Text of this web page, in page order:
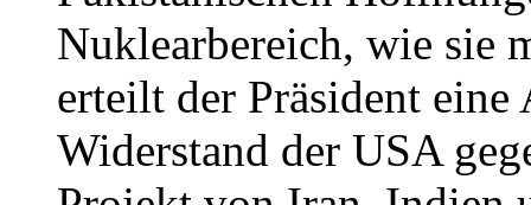
Nuklearbereich, wie sie
erteilt der Präsident
Widerstand der USA